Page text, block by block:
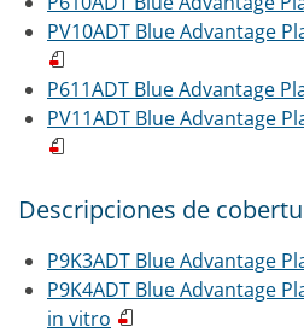
PV10ADT Blue Advantage
P611ADT Blue Advantage
PV11ADT Blue Advantage
Descripciones de
P9K3ADT Blue Advantage
P9K4ADT Blue Advantage
in vitro